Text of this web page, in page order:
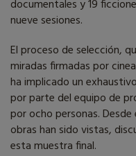
documentales y 19
nueve sesiones.
El proceso de selección,
miradas firmadas por
ha implicado un
por parte del equipo de
por ocho personas.
obras han sido vistas,
esta muestra final.